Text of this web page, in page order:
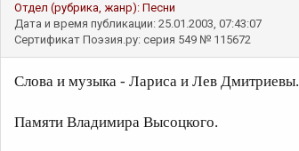
Отдел (рубрика, жанр): Песни
Дата и время публикации: 25.01.2003, 07:43:07
Сертификат Поэзия.ру: серия 549 № 115672
Слова и музыка - Лариса и Лев Дмитриевы.
Памяти Владимира Высоцкого.